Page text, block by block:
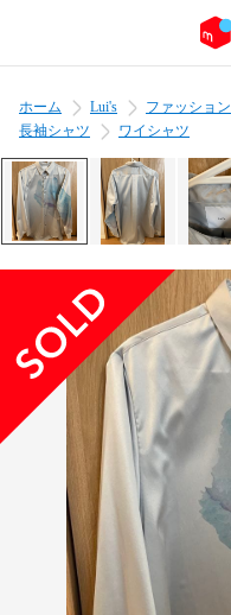
ホーム Lui's ファッション
長袖シャツ
ワイシャツ